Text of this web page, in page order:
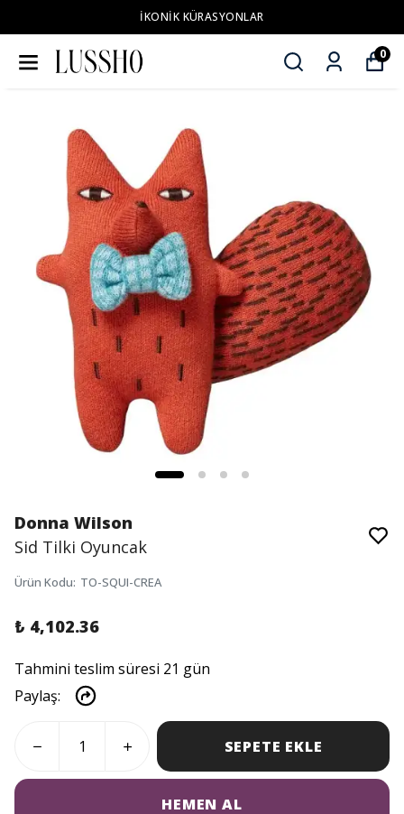
İKONİK KÜRASYONLAR
0
Donna Wilson
Sid Tilki Oyuncak
Ürün Kodu: TO-SQUI-CREA
₺ 4,102.36
Tahmini teslim süresi 21 gün
Paylaş:
SEPETE EKLE
HEMEN AL